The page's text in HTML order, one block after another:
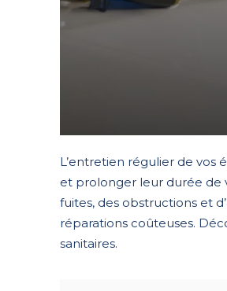
L’entretien régulier de vos
et prolonger leur durée de
fuites, des obstructions et
réparations coûteuses.
sanitaires.